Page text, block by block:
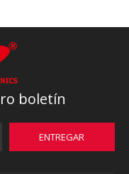
boletín
ENTREGAR